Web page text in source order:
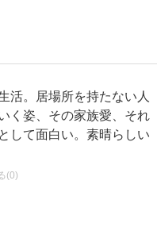
活。居場所を持たない人
く姿、その家族愛、それ
して面白い。素晴らしい
(0)